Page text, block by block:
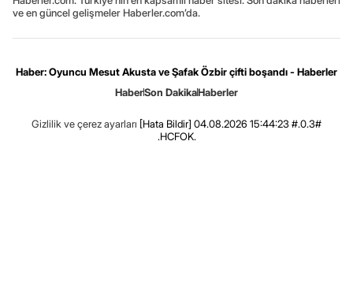
ve en güncel gelişmeler Haberler.com’da.
Haber: Oyuncu Mesut Akusta ve Şafak Özbir çifti boşandı - Haberler
HaberSon DakikaHaberler
Gizlilik ve çerez ayarları [Hata Bildir] 04.08.2026 15:44:23 #.0.3#
.HCFOK.